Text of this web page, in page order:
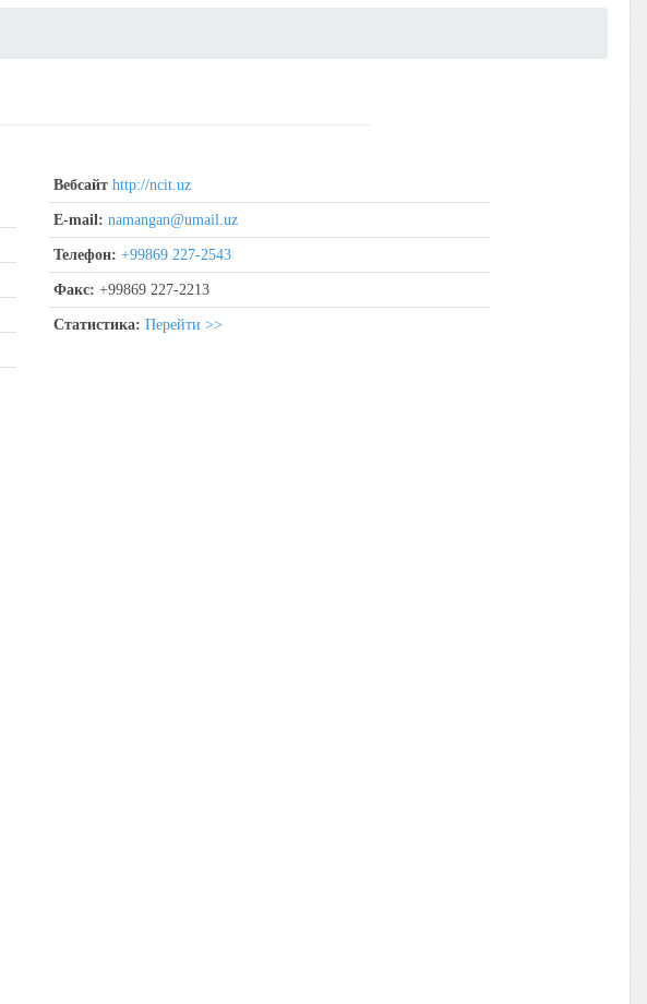
Вебсайт http://ncit.uz
E-mail: namangan@umail.uz
Телефон: +99869 227-2543
Факс: +99869 227-2213
Статистика: Перейти >>